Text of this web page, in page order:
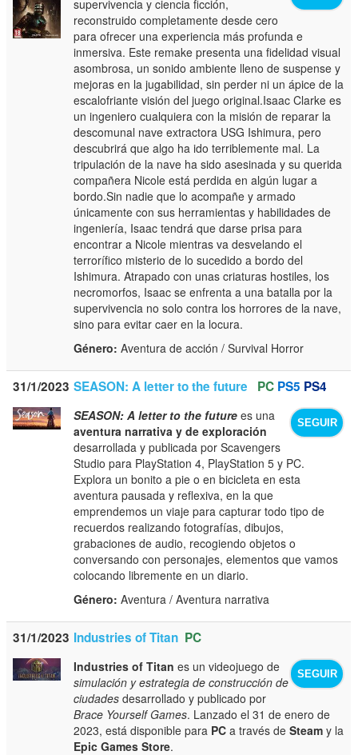
supervivencia y ciencia ficción,
reconstruido completamente desde cero
para ofrecer una experiencia más profunda e
inmersiva. Este remake presenta una fidelidad visual
asombrosa, un sonido ambiente lleno de suspense y
mejoras en la jugabilidad, sin perder ni un ápice de la
escalofriante visión del juego original.Isaac Clarke es
un ingeniero cualquiera con la misión de reparar la
descomunal nave extractora USG Ishimura, pero
descubrirá que algo ha ido terriblemente mal. La
tripulación de la nave ha sido asesinada y su querida
compañera Nicole está perdida en algún lugar a
bordo.Sin nadie que lo acompañe y armado
únicamente con sus herramientas y habilidades de
ingeniería, Isaac tendrá que darse prisa para
encontrar a Nicole mientras va desvelando el
terrorífico misterio de lo sucedido a bordo del
Ishimura. Atrapado con unas criaturas hostiles, los
necromorfos, Isaac se enfrenta a una batalla por la
supervivencia no solo contra los horrores de la nave,
sino para evitar caer en la locura.
Género: Aventura de acción / Survival Horror
31/1/2023 SEASON: A letter to the future PC PS5 PS4
SEGUIR
SEASON: A letter to the future es una
aventura narrativa y de exploración
desarrollada y publicada por Scavengers
Studio para PlayStation 4, PlayStation 5 y PC.
Explora un bonito a pie o en bicicleta en esta
aventura pausada y reflexiva, en la que
emprendemos un viaje para capturar todo tipo de
recuerdos realizando fotografías, dibujos,
grabaciones de audio, recogiendo objetos o
conversando con personajes, elementos que vamos
colocando libremente en un diario.
Género: Aventura / Aventura narrativa
31/1/2023 Industries of Titan PC
SEGUIR
Industries of Titan es un videojuego de
simulación y estrategia de construcción de
ciudades desarrollado y publicado por
Brace Yourself Games. Lanzado el 31 de enero de
2023, está disponible para PC a través deSteam y la
Epic Games Store.